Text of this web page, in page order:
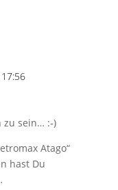
zu sein… :-)
Atago“
hast Du